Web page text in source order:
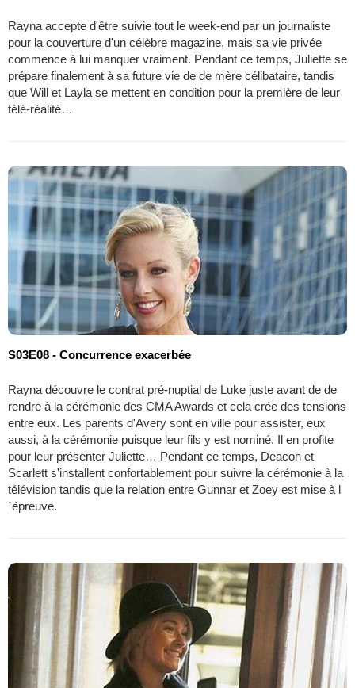
Rayna accepte d'être suivie tout le week-end par un journaliste
pour la couverture d'un célèbre magazine, mais sa vie privée
commence à lui manquer vraiment. Pendant ce temps, Juliette se
prépare finalement à sa future vie de de mère célibataire, tandis
que Will et Layla se mettent en condition pour la première de leur
télé-réalité…
S03E08 - Concurrence exacerbée
Rayna découvre le contrat pré-nuptial de Luke juste avant de de
rendre à la cérémonie des CMA Awards et cela crée des tensions
entre eux. Les parents d'Avery sont en ville pour assister, eux
aussi, à la cérémonie puisque leur fils y est nominé. Il en profite
pour leur présenter Juliette… Pendant ce temps, Deacon et
Scarlett s'installent confortablement pour suivre la cérémonie à la
télévision tandis que la relation entre Gunnar et Zoey est mise à l
´épreuve.